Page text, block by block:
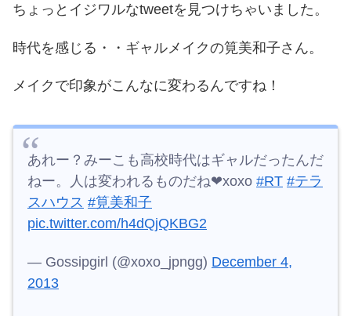
ちょっとイジワルなtweetを見つけちゃいました。
時代を感じる・・ギャルメイクの筧美和子さん。
メイクで印象がこんなに変わるんですね！
あれー？みーこも高校時代はギャルだったんだ
ねー。人は変われるものだね❤︎xoxo #RT #テラ
スハウス #筧美和子
pic.twitter.com/h4dQjQKBG2
— Gossipgirl (@xoxo_jpngg) December 4,
2013